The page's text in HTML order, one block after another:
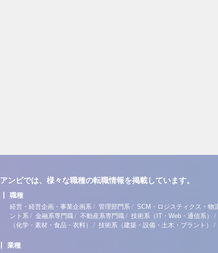
アンビでは、様々な職種の転職情報を掲載しています。
職種
経営・経営企画・事業企画系 / 管理部門系 / SCM・ロジスティクス・物
ント系 / 金融系専門職 / 不動産系専門職 / 技術系（IT・Web・通信系） /
（化学・素材・食品・衣料）
/ 技術系（建築・設備・土木・プラント） /
業種